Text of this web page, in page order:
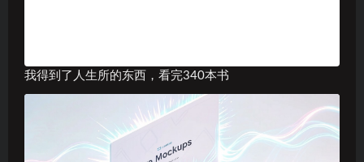
我得到了人生所的东西，看完340本书